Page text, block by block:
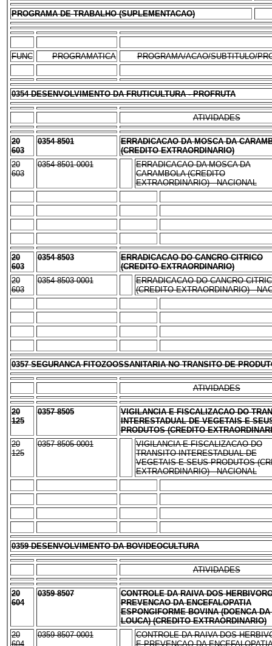
PROGRAMA DE TRABALHO (SUPLEMENTACAO)
FUNC PROGRAMATICA PROGRAMA/ACAO/SUBTITULO/
0354 DESENVOLVIMENTO DA FRUTICULTURA - PROFRUTA
ATIVIDADES
20
603
0354 8501
ERRADICACAO DA MOSCA DA
(CREDITO EXTRAORDINARIO)
20
603
0354 8501 0001
ERRADICACAO DA MOSCA DA
CARAMBOLA (CREDITO
EXTRAORDINARIO) - NACIONAL
20
603
0354 8503
ERRADICACAO DO CANCRO CITRICO
(CREDITO EXTRAORDINARIO)
20
603
0354 8503 0001
ERRADICACAO DO CANCRO
(CREDITO EXTRAORDINARIO) -
0357 SEGURANCA FITOZOOSSANITARIA NO TRANSITO DE
ATIVIDADES
20
125
0357 8505
VIGILANCIA E FISCALIZACAO DO
INTERESTADUAL DE VEGETAIS E
PRODUTOS (CREDITO
20
125
0357 8505 0001
VIGILANCIA E FISCALIZACAO DO
TRANSITO INTERESTADUAL DE
VEGETAIS E SEUS PRODUTOS
EXTRAORDINARIO) - NACIONAL
0359 DESENVOLVIMENTO DA BOVIDEOCULTURA
ATIVIDADES
20
604
0359 8507
CONTROLE DA RAIVA DOS
PREVENCAO DA ENCEFALOPATIA
ESPONGIFORME BOVINA (DOENCA DA
LOUCA) (CREDITO EXTRAORDINARIO)
20
604
0359 8507 0001
CONTROLE DA RAIVA DOS
E PREVENCAO DA